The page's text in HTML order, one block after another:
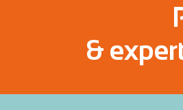
&